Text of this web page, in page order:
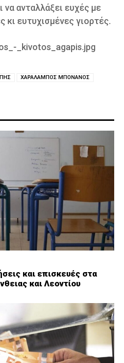
να ανταλλάξει ευχές με
κι ευτυχισμένες γιορτές.
ΧΑΡΑΛΑΜΠΟΣ ΜΠΟΝΑΝΟΣ
και επισκευές στα
και Λεοντίου